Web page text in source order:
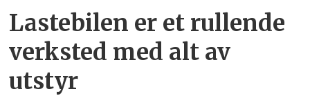
Lastebilen er et rullende
verksted med alt av
utstyr